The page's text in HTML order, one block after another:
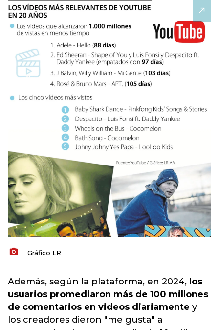
Gráfico LR
Además, según la plataforma, en 2024, los
usuarios promediaron más de 100 millones
de comentarios en videos diariamente y
los creadores dieron "me gusta" a